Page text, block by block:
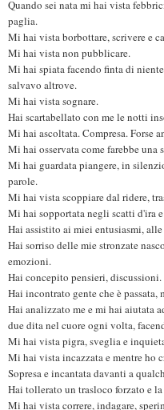
Quando sei nata mi hai vista
paglia.
Mi hai vista borbottare, scrivere e
Mi hai vista non pubblicare.
Mi hai spiata facendo finta di
salvavo altrove.
Mi hai vista sognare.
Hai scartabellato con me le notti
Mi hai ascoltata. Compresa. Forse
Mi hai osservata come farebbe una
Mi hai guardata piangere, in
parole.
Mi hai vista scoppiare dal ridere,
Mi hai sopportata negli scatti d'ira
Hai assistito ai miei entusiasmi,
Hai sorriso delle mie stronzate
emozioni.
Hai concepito pensieri,
Hai incontrato gente che è passata,
Hai analizzato me e mi hai aiutata
due dita nel cuore ogni volta,
Mi hai vista pigra, sveglia e
Mi hai vista incazzata e mentre ho
Sopresa e incantata davanti a
Hai tollerato un trasloco forzato e
Mi hai vista correre, indagare,